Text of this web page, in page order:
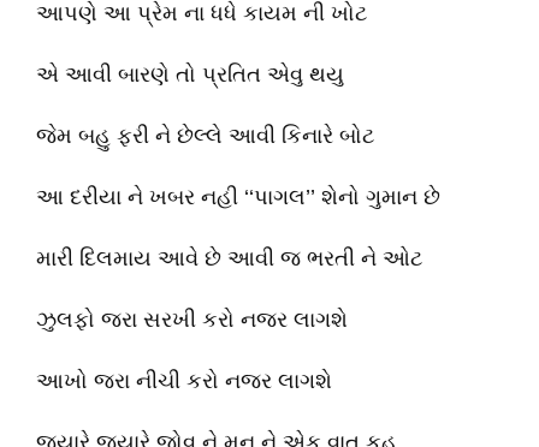
આપણે આ પ્રેમ ના ધધે કાયમ ની ખોટ
એ આવી બારણે તો પ્રતિત એવુ થયુ
જેમ બહુ ફરી ને છેલ્લે આવી કિનારે બોટ
આ દરીયા ને ખબર નહી ‘‘પાગલ’’ શેનો ગુમાન છે
મારી દિલમાય આવે છે આવી જ ભરતી ને ઓટ
ઝુલફો જરા સરખી કરો નજર લાગશે
આખો જરા નીચી કરો નજર લાગશે
જ્યારે જ્યારે જોવુ ને મન ને એક વાત કહુ